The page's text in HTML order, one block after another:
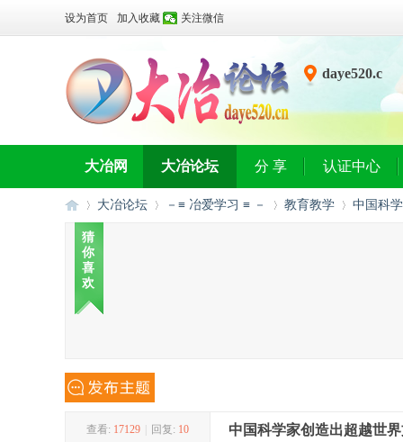
设为首页 加入收藏 关注微信
daye520.c
大冶网 大冶论坛 分 享 认证中心
»
大冶论坛 －≡ 冶爱学习 ≡ － 教育教学 中国科
猜
你
喜
欢
查看: 17129 回复: 10 中国科学家创造出超越世